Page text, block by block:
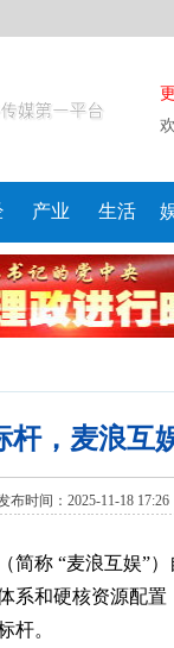
产业 生活
杆，麦浪互
布时间：2025-11-18
称 “麦浪互娱”
系和硬核资源配
杆。